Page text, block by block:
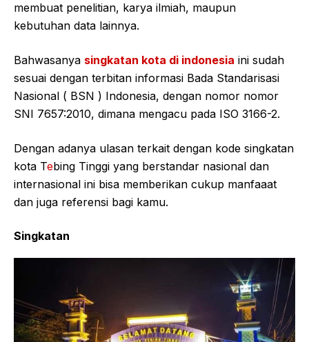
membuat penelitian, karya ilmiah, maupun
kebutuhan data lainnya.
Bahwasanya singkatan kota di indonesia ini sudah
sesuai dengan terbitan informasi Bada Standarisasi
Nasional ( BSN ) Indonesia, dengan nomor nomor
SNI 7657:2010, dimana mengacu pada ISO 3166-2.
Dengan adanya ulasan terkait dengan kode singkatan
kota Tebing Tinggi yang berstandar nasional dan
internasional ini bisa memberikan cukup manfaaat
dan juga referensi bagi kamu.
Singkatan